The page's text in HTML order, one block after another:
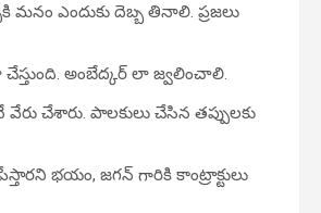
మనం ఎందుకు దెబ్బ తినాలి. ప్రజలు
అంబేద్కర్ లా జ్వలించాలి.
చేశారు. పాలకులు చేసిన తప్పులకు
భయం, జగన్ గారికి కాంట్రాక్టులు